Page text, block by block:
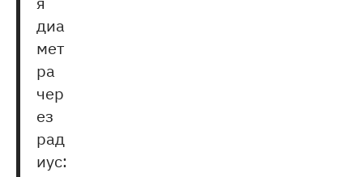
диа
мет
ра
чер
ез
рад
иус: